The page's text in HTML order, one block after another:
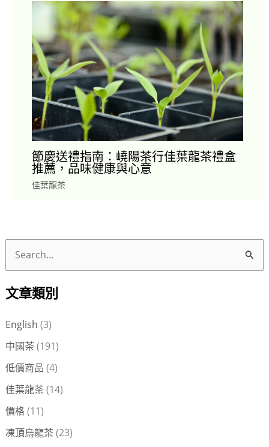
節慶送禮指南：嶢陽茶行佳葉龍茶禮盒
推薦，品味健康與心意
佳葉龍茶
關
文章類別
English (3)
中國茶 (191)
低價商品 (4)
佳葉龍茶 (14)
價格(11)
凍頂烏龍茶 (23)